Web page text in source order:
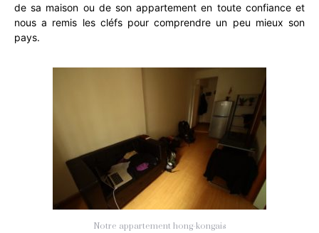
de sa maison ou de son appartement en toute confiance et
nous a remis les cléfs pour comprendre un peu mieux son
pays.
Notre appartement hong-kongais